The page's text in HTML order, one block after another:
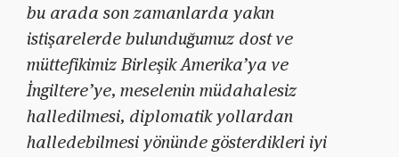
bu arada son zamanlarda yakın
istişarelerde bulunduğumuz dost ve
müttefikimiz Birleşik Amerika’ya ve
İngiltere’ye, meselenin müdahalesiz
halledilmesi, diplomatik yollardan
halledebilmesi yönünde gösterdikleri iyi